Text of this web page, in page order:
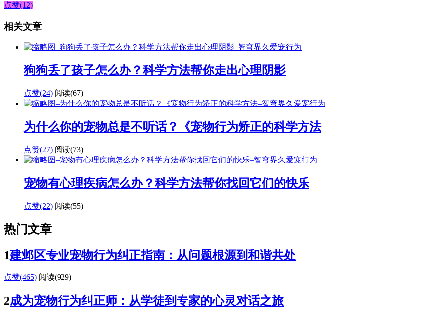
点赞(12)
相关文章
狗狗丢了孩子怎么办？科学方法帮你走出心理阴影
点赞(24) 阅读(67)
为什么你的宠物总是不听话？《宠物行为矫正的科学方法
点赞(27) 阅读(73)
宠物有心理疾病怎么办？科学方法帮你找回它们的快乐
点赞(22) 阅读(55)
热门文章
1建邺区专业宠物行为纠正指南：从问题根源到和谐共处
点赞(465) 阅读(929)
2成为宠物行为纠正师：从学徒到专家的心灵对话之旅